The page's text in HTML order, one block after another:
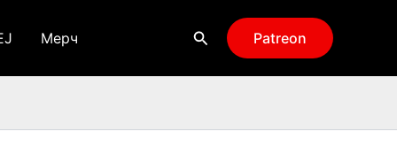
Мерч Поиск Patreon